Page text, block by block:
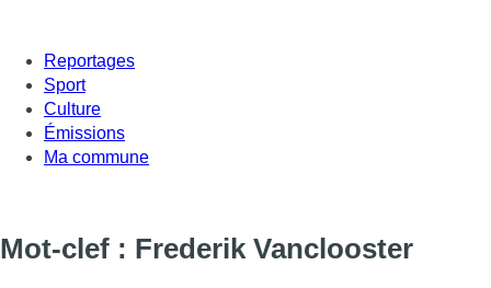
Reportages
Sport
Culture
Émissions
Ma commune
Mot-clef : Frederik Vanclooster